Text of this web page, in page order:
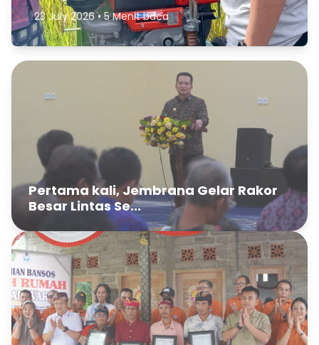
23 July 2026 • 5 Menit baca
Pertama kali, Jembrana Gelar Rakor
Besar Lintas Se...